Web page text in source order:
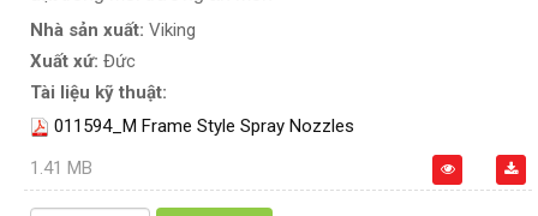
Nhà sản xuất: Viking
Xuất xứ: Đức
Tài liệu kỹ thuật:
011594_M Frame Style Spray Nozzles
1.41 MB